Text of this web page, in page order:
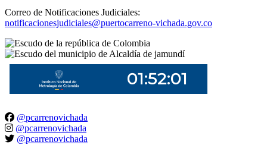
Correo de Notificaciones Judiciales:
notificacionesjudiciales@puertocarreno-vichada.gov.co
@pcarrenovichada
@pcarrenovichada
@pcarrenovichada